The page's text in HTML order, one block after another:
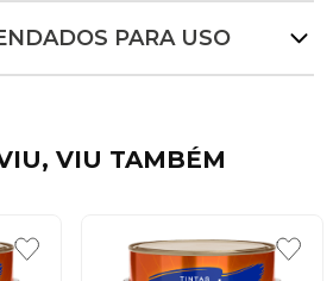
PARA USO
VIU TAMBÉM